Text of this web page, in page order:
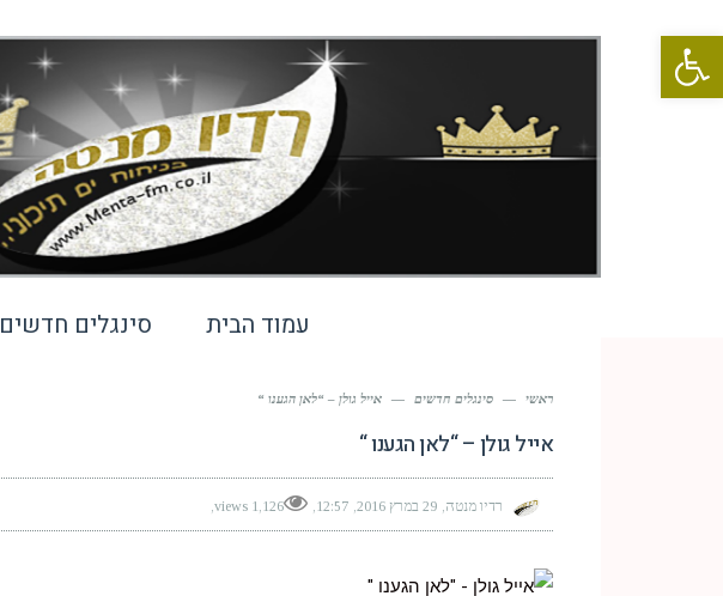
פתח סרגל נגישות
עמוד הבית סינגלים חדשים
ראשי — סינגלים חדשים — אייל גולן – “לאן הגענו “
אייל גולן – “לאן הגענו “
רדיו מנטה 29 במרץ 2016 12:57
1,126 views